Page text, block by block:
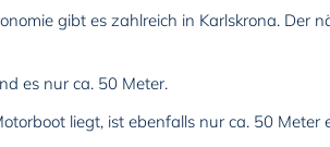
gibt es zahlreich in Karlskrona. Der
es nur ca. 50 Meter.
liegt, ist ebenfalls nur ca. 50 Meter